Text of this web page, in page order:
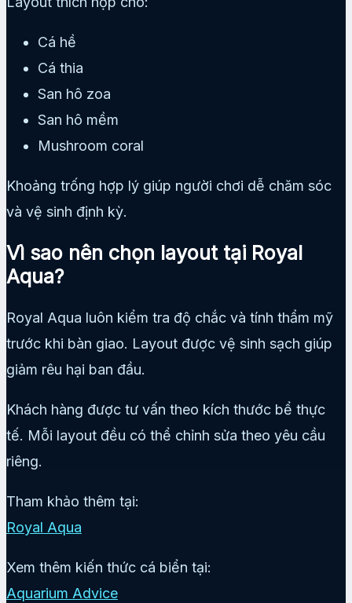
Cá hề
Cá thia
San hô zoa
San hô mềm
Mushroom coral
Khoảng trống hợp lý giúp người chơi dễ chăm sóc
và vệ sinh định kỳ.
Vì sao nên chọn layout tại Royal
Aqua?
Royal Aqua luôn kiểm tra độ chắc và tính thẩm mỹ
trước khi bàn giao. Layout được vệ sinh sạch giúp
giảm rêu hại ban đầu.
Khách hàng được tư vấn theo kích thước bể thực
tế. Mỗi layout đều có thể chỉnh sửa theo yêu cầu
riêng.
Tham khảo thêm tại:
Royal Aqua
Xem thêm kiến thức cá biển tại:
Aquarium Advice